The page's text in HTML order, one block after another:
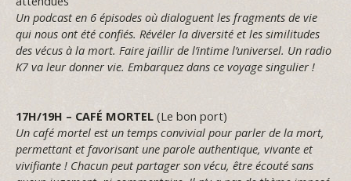
Un podcast en 6 épisodes où dialoguent les fragments de vie
qui nous ont été confiés. Révéler la diversité et les similitudes
des vécus à la mort. Faire jaillir de l’intime l’universel. Un radio
K7 va leur donner vie. Embarquez dans ce voyage singulier !
17H/19H – CAFÉ MORTEL (Le bon port)
Un café mortel est un temps convivial pour parler de la mort,
permettant et favorisant une parole authentique, vivante et
vivifiante ! Chacun peut partager son vécu, être écouté sans